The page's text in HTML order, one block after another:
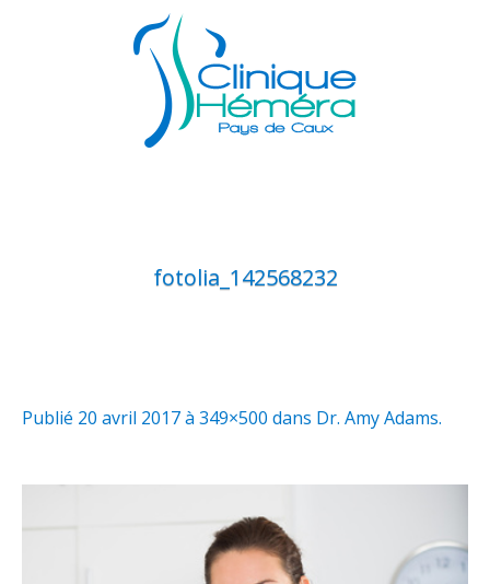
fotolia_142568232
Publié 20 avril 2017à 349×500 dans Dr. Amy Adams.